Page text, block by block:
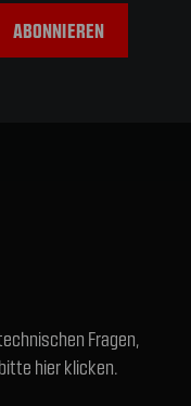
Fragen,
hier klicken.